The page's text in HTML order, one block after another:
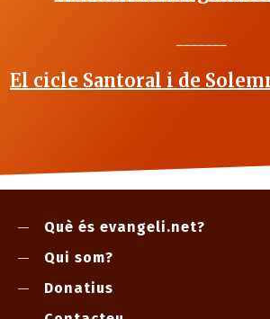
El cicle Santoral i de
Què és evangeli.net?
Qui som?
Donatius